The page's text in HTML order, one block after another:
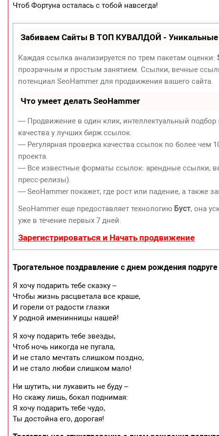
Чтоб Фортуна осталась с тобой навсегда!
Забиваем Сайты В ТОП КУВАЛДОЙ - Уникальные
Каждая ссылка анализируется по трем пакетам оценки:
прозрачным и простым занятием. Ссылки, вечные
потенциал SeoHammer для продвижения вашего сайта.
Что умеет делать SeoHammer
— Продвижение в один клик, интеллектуальный
качества у лучших бирж ссылок.
— Регулярная проверка качества ссылок по более чем
проекта.
— Все известные форматы ссылок: арендные ссылки,
пресс-релизы).
— SeoHammer покажет, где рост или падение, а также
SeoHammer еще предоставляет технологию Буст, она
уже в течение первых 7 дней.
Зарегистрироваться и Начать продвижение
Трогательное поздравление с днем рождения подруге
Я хочу подарить тебе сказку –
Чтобы жизнь расцветала все краше,
И горели от радости глазки
У родной именинницы нашей!
Я хочу подарить тебе звезды,
Чтоб ночь никогда не пугала,
И не стало мечтать слишком поздно,
И не стало любви слишком мало!
Ни шутить, ни лукавить не буду –
Но скажу лишь, бокал поднимая:
Я хочу подарить тебе чудо,
Ты достойна его, дорогая!